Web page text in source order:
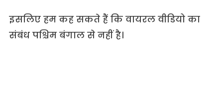
इसलिए हम कह सकते हैं कि वायरल वीडियो का
संबंध पश्चिम बंगाल से नहीं है।